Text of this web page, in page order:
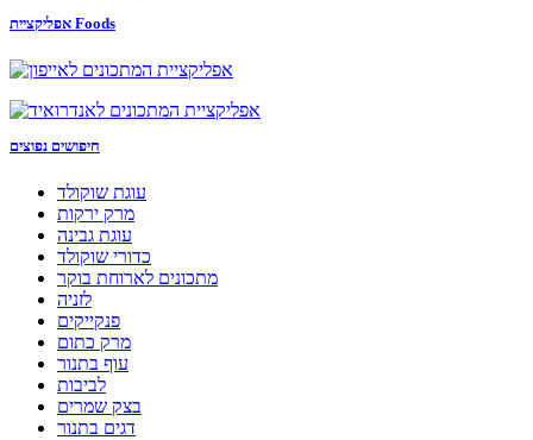
אפליקציית Foods
חיפושים נפוצים
עוגת שוקולד
מרק ירקות
עוגת גבינה
כדורי שוקולד
מתכונים לארוחת בוקר
לזניה
פנקייקים
מרק כתום
עוף בתנור
לביבות
בצק שמרים
דגים בתנור